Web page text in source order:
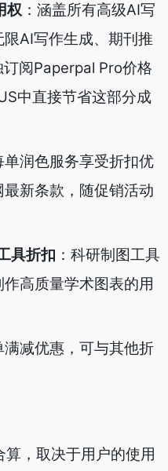
权 ：涵盖所有高级AI写
AI写作生成、期刊推
阅Paperpal Pro价格
中直接节省这部分成
单润色服务享受折扣优
新条款，随促销活动
具折扣 ：科研制图工具
高质量学术图表的用
满减优惠，可与其他折
，取决于用户的使用